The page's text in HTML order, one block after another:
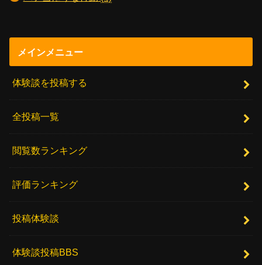
メインメニュー
体験談を投稿する
全投稿一覧
閲覧数ランキング
評価ランキング
投稿体験談
体験談投稿BBS